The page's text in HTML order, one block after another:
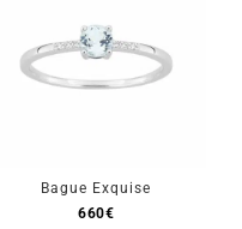
Bague Exquise
660€